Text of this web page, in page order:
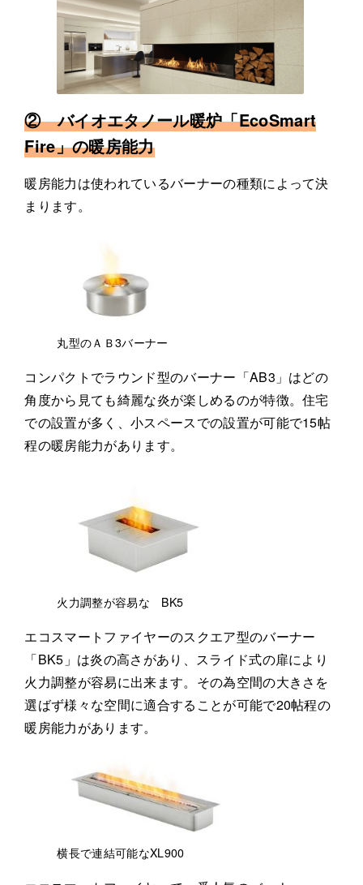
② バイオエタノール暖炉「EcoSmart
Fire」の暖房能力
暖房能力は使われているバーナーの種類によって決
まります。
丸型のＡＢ3バーナー
コンパクトでラウンド型のバーナー「AB3」はどの
角度から見ても綺麗な炎が楽しめるのが特徴。住宅
での設置が多く、小スペースでの設置が可能で15帖
程の暖房能力があります。
火力調整が容易な BK5
エコスマートファイヤーのスクエア型のバーナー
「BK5」は炎の高さがあり、スライド式の扉により
火力調整が容易に出来ます。その為空間の大きさを
選ばず様々な空間に適合することが可能で20帖程の
暖房能力があります。
横長で連結可能なXL900